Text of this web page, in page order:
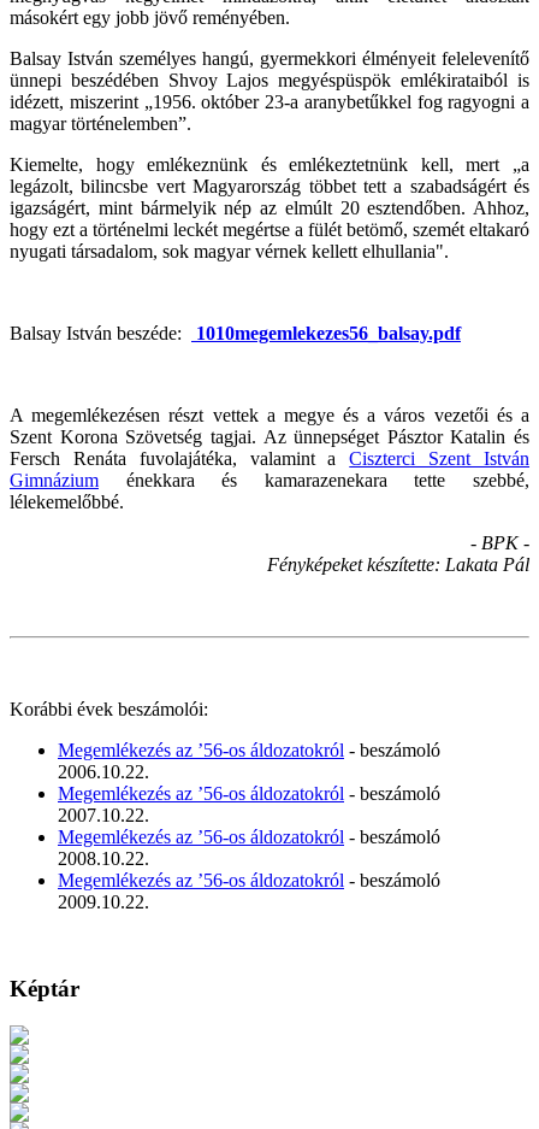
másokért egy jobb jövő reményében.
Balsay István személyes hangú, gyermekkori élményeit felelevenítő
ünnepi beszédében Shvoy Lajos megyéspüspök emlékirataiból is
idézett, miszerint „1956. október 23-a aranybetűkkel fog ragyogni a
magyar történelemben”.
Kiemelte, hogy emlékeznünk és emlékeztetnünk kell, mert „a
legázolt, bilincsbe vert Magyarország többet tett a szabadságért és
igazságért, mint bármelyik nép az elmúlt 20 esztendőben. Ahhoz,
hogy ezt a történelmi leckét megértse a fülét betömő, szemét eltakaró
nyugati társadalom, sok magyar vérnek kellett elhullania".
Balsay István beszéde: 1010megemlekezes56_balsay.pdf
A megemlékezésen részt vettek a megye és a város vezetői és a
Szent Korona Szövetség tagjai. Az ünnepséget Pásztor Katalin és
Fersch Renáta fuvolajátéka, valamint aCiszterci Szent István
Gimnázium énekkara és kamarazenekara tette szebbé,
lélekemelőbbé.
- BPK -
Fényképeket készítette: Lakata Pál
Korábbi évek beszámolói:
Megemlékezés az ’56-os áldozatokról - beszámoló
2006.10.22.
Megemlékezés az ’56-os áldozatokról - beszámoló
2007.10.22.
Megemlékezés az ’56-os áldozatokról - beszámoló
2008.10.22.
Megemlékezés az ’56-os áldozatokról - beszámoló
2009.10.22.
Képtár